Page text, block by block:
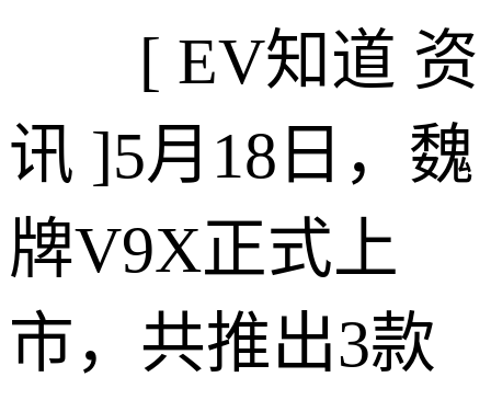
[ EV知道 资
讯 ]5月18日，魏
牌V9X正式上
市，共推出3款